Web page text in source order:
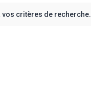
critères de recherche.